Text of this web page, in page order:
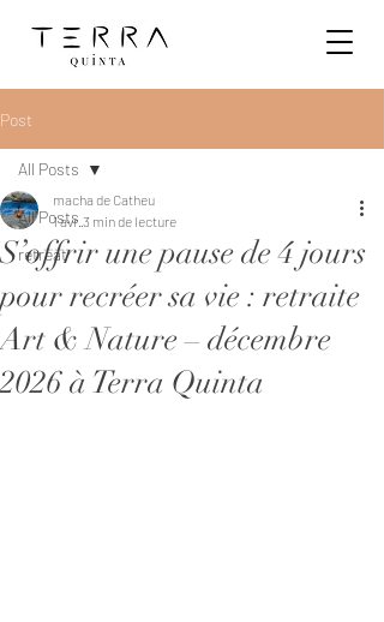
Post
All Posts
retreat
All Posts
S’offrir une pause de 4 jours
pour recréer sa vie : retraite
Art & Nature – décembre
2026 à Terra Quinta
macha de Catheu
1 avr. 3 min de lecture